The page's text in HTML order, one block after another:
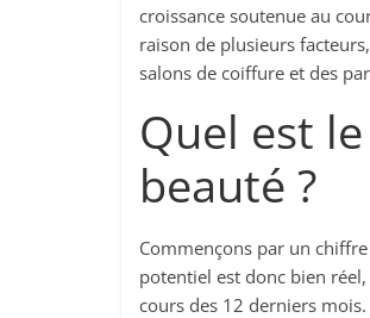
croissance soutenue au
raison de plusieurs
salons de coiffure et des
Quel est
beauté ?
Commençons par un
potentiel est donc bien
cours des 12 derniers